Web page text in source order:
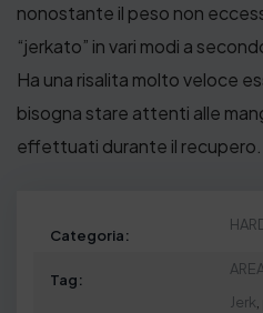
nonostante il peso non
“jerkato” in vari modi a
Ha una risalita molto veloce
bisogna stare attenti alle
effettuati durante il recupero.
Categoria:
Tag:
Jerk